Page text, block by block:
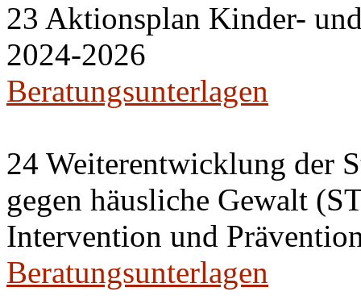
23 Aktionsplan Kinder-
2024-2026
Beratungsunterlagen
24 Weiterentwicklung der
gegen häusliche Gewalt
Intervention und
Beratungsunterlagen